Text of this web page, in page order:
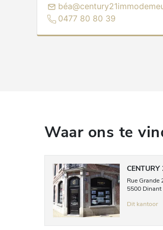
0477 80 80 39
Waar ons te
Rue Grande
5500 Dinant
Dit kantoor